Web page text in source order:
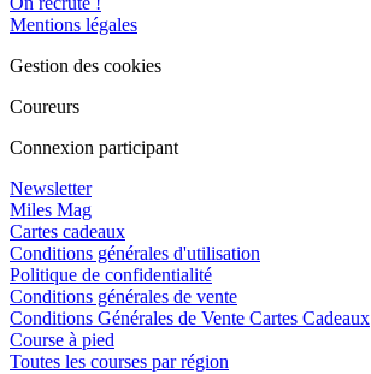
Mentions légales
Gestion des cookies
Coureurs
Connexion participant
Newsletter
Miles Mag
Cartes cadeaux
Conditions générales d'utilisation
Politique de confidentialité
Conditions générales de vente
Conditions Générales de Vente Cartes Cadeaux
Course à pied
Toutes les courses par région